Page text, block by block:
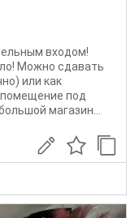
входом!
Можно сдавать
или как
под
магазин...